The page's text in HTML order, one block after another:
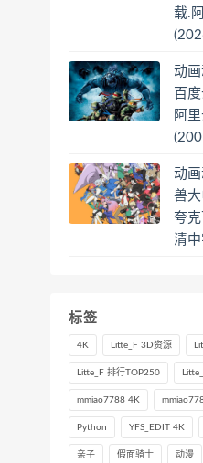
载.
动画
百
阿
动
兽
夸
清
标签
4K Litte_F 3D资源
Litte_F 排行TOP250
mmiao7788 4K
Python YFS_EDIT 4K
亲子 假面骑士 动漫